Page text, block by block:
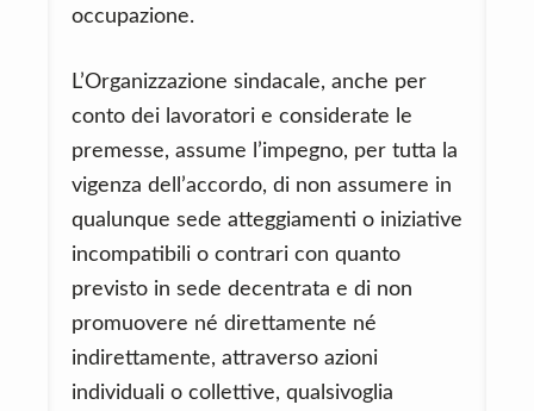
occupazione.
L’Organizzazione sindacale, anche per
conto dei lavoratori e considerate le
premesse, assume l’impegno, per tutta la
vigenza dell’accordo, di non assumere in
qualunque sede atteggiamenti o iniziative
incompatibili o contrari con quanto
previsto in sede decentrata e di non
promuovere né direttamente né
indirettamente, attraverso azioni
individuali o collettive, qualsivoglia